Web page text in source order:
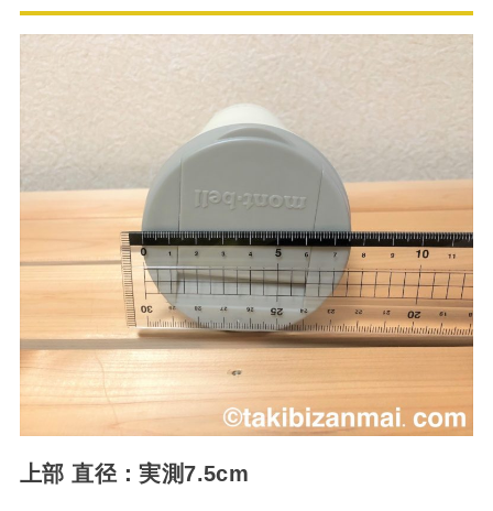
上部 直径：実測7.5cm